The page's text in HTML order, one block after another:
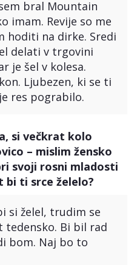
bral Mountain
imam. Revije so me
hoditi na dirke. Sredi
delati v trgovini
je šel v kolesa.
Ljubezen, ki se ti
res pograbilo.
si večkrat kolo
– mislim žensko
svoji rosni mladosti
ti srce želelo?
si želel, trudim se
Bi bil rad
bom. Naj bo to